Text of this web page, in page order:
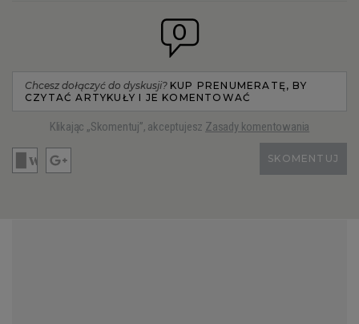
0
Chcesz dołączyć do dyskusji? KUP PRENUMERATĘ, BY
CZYTAĆ ARTYKUŁY I JE KOMENTOWAĆ
Klikając „Skomentuj”, akceptujesz Zasady komentowania
SKOMENTUJ